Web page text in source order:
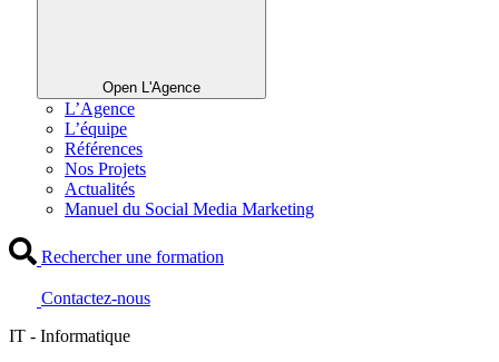
Open L'Agence
L’Agence
L’équipe
Références
Nos Projets
Actualités
Manuel du Social Media Marketing
Rechercher une formation
Contactez-nous
IT - Informatique